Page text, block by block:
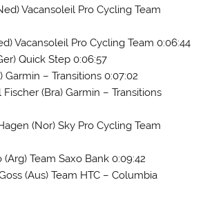
Vacansoleil Pro Cycling Team
Vacansoleil Pro Cycling Team 0:06:44
Quick Step 0:06:57
Garmin – Transitions 0:07:02
(Bra) Garmin – Transitions
(Nor) Sky Pro Cycling Team
Team Saxo Bank 0:09:42
(Aus) Team HTC – Columbia